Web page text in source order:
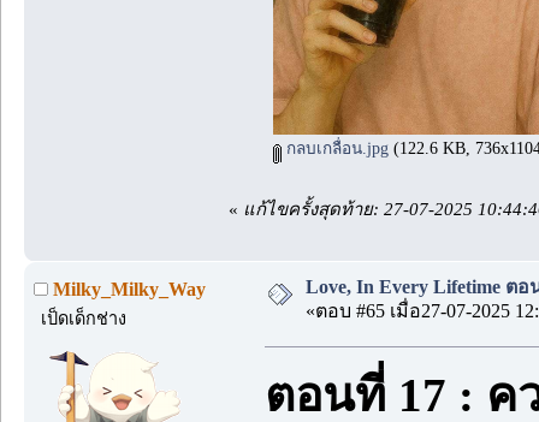
กลบเกลื่อน.jpg(122.6 KB,
« แก้ไขครั้งสุดท้าย: 27-07-2025
Milky_Milky_Way
เป็ดเด็กช่าง
Love, In Every Lifetime ต
«ตอบ #65 เมื่อ27-07-2025
ตอนที่ 17 : ค